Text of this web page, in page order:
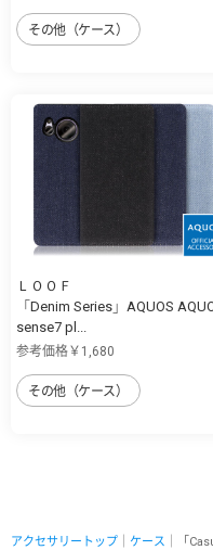
その他（ケース）
ＬＯＯＦ
「Denim Series」AQUOS
sense7 pl...
参考価格￥1,680
その他（ケース）
アクセサリートップ ケース ｜「